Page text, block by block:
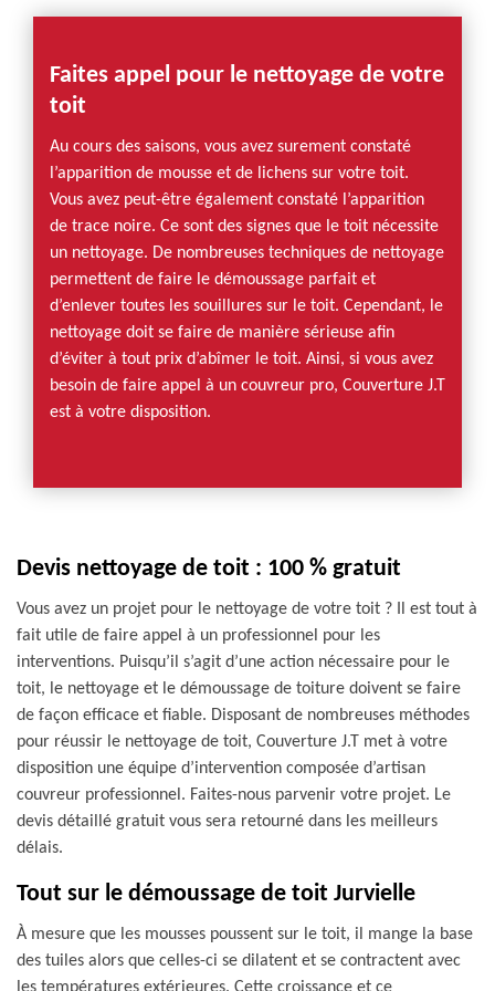
Faites appel pour le nettoyage de votre
toit
Au cours des saisons, vous avez surement constaté
l’apparition de mousse et de lichens sur votre toit.
Vous avez peut-être également constaté l’apparition
de trace noire. Ce sont des signes que le toit nécessite
un nettoyage. De nombreuses techniques de nettoyage
permettent de faire le démoussage parfait et
d’enlever toutes les souillures sur le toit. Cependant, le
nettoyage doit se faire de manière sérieuse afin
d’éviter à tout prix d’abîmer le toit. Ainsi, si vous avez
besoin de faire appel à un couvreur pro, Couverture J.T
est à votre disposition.
Devis nettoyage de toit : 100 % gratuit
Vous avez un projet pour le nettoyage de votre toit ? Il est tout à
fait utile de faire appel à un professionnel pour les
interventions. Puisqu’il s’agit d’une action nécessaire pour le
toit, le nettoyage et le démoussage de toiture doivent se faire
de façon efficace et fiable. Disposant de nombreuses méthodes
pour réussir le nettoyage de toit, Couverture J.T met à votre
disposition une équipe d’intervention composée d’artisan
couvreur professionnel. Faites-nous parvenir votre projet. Le
devis détaillé gratuit vous sera retourné dans les meilleurs
délais.
Tout sur le démoussage de toit Jurvielle
À mesure que les mousses poussent sur le toit, il mange la base
des tuiles alors que celles-ci se dilatent et se contractent avec